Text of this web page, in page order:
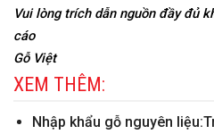
Vui lòng trích dẫn nguồn đầy đủ
cáo
Gỗ Việt
XEM THÊM:
Nhập khẩu gỗ nguyên